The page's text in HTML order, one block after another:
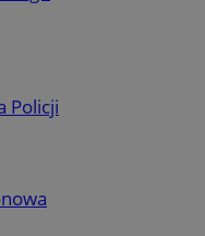
Policji